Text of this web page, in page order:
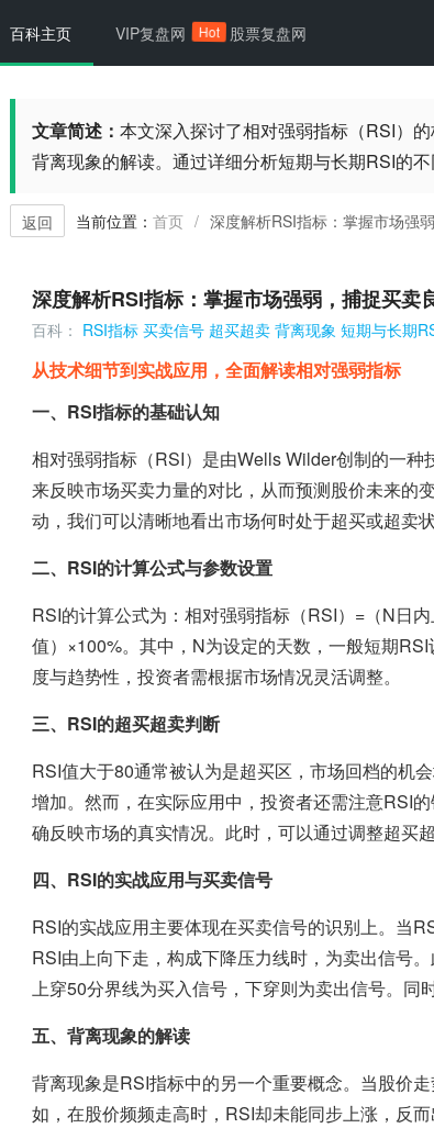
文章简述： 本文深入探讨了相对强弱指标（RSI）
背离现象的解读。通过详细分析短期与长期RSI的
返回 当前位置： 首页 / 深度解析RSI指标：掌握市场强
深度解析RSI指标：掌握市场强弱，捕捉买卖
百科： RSI指标 买卖信号 超买超卖 背离现象 短期与长期
从技术细节到实战应用，全面解读相对强弱指标
一、RSI指标的基础认知
相对强弱指标（RSI）是由Wells Wilder创制的一
来反映市场买卖力量的对比，从而预测股价未来的
动，我们可以清晰地看出市场何时处于超买或超卖
二、RSI的计算公式与参数设置
RSI的计算公式为：相对强弱指标（RSI）=（N日
值）×100%。其中，N为设定的天数，一般短期
度与趋势性，投资者需根据市场情况灵活调整。
三、RSI的超买超卖判断
RSI值大于80通常被认为是超买区，市场回档的机
增加。然而，在实际应用中，投资者还需注意RSI
确反映市场的真实情况。此时，可以通过调整超买
四、RSI的实战应用与买卖信号
RSI的实战应用主要体现在买卖信号的识别上。当
RSI由上向下走，构成下降压力线时，为卖出信号
上穿50分界线为买入信号，下穿则为卖出信号。同
五、背离现象的解读
背离现象是RSI指标中的另一个重要概念。当股价
如，在股价频频走高时，RSI却未能同步上涨，反
百科主页 VIP复盘网 Hot 股票复盘网